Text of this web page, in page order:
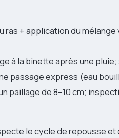
ras + application du
à la binette après une
passage express (eau
paillage de 8–10 cm;
le cycle de repousse